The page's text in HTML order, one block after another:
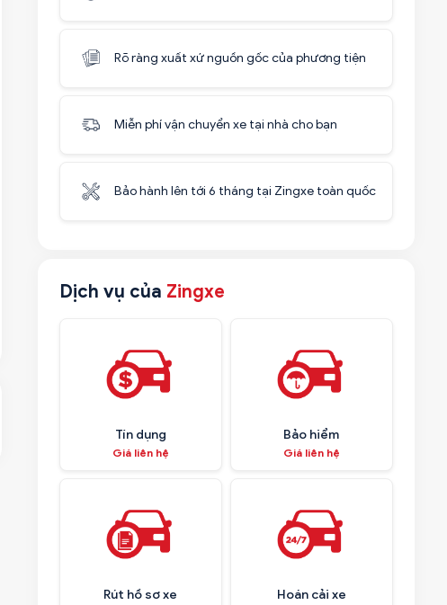
Rõ ràng xuất xứ nguồn gốc của phương tiện
Miễn phí vận chuyển xe tại nhà cho bạn
Bảo hành lên tới 6 tháng tại Zingxe toàn quốc
Dịch vụ của Zingxe
Tín dụng
Giá liên hệ
Bảo hiểm
Giá liên hệ
Rút hồ sơ xe Hoán cải xe